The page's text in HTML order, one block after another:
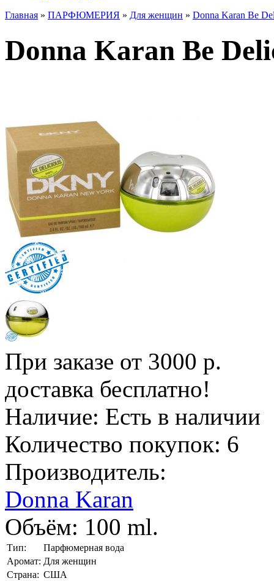
Главная » ПАРФЮМЕРИЯ » Для женщин » Donna Karan Be
Donna Karan Be
При заказе от 3000 р.
доставка бесплатно!
Наличие: Есть в наличии
Количество покупок: 6
Производитель:
Donna Karan
Объём: 100 ml.
Тип:
Парфюмерная вода
Аромат: Для женщин
Страна: США